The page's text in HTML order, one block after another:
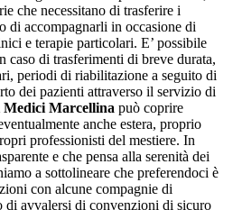
che necessitano di trasferire i
di accompagnarli in occasione di
e terapie particolari. E’ possibile
caso di trasferimenti di breve durata,
periodi di riabilitazione a seguito di
dei pazienti attraverso il servizio di
Medici Marcellina può coprire
anche estera, proprio
professionisti del mestiere. In
e che pensa alla serenità dei
a sottolineare che preferendoci è
con alcune compagnie di
di avvalersi di convenzioni di sicuro